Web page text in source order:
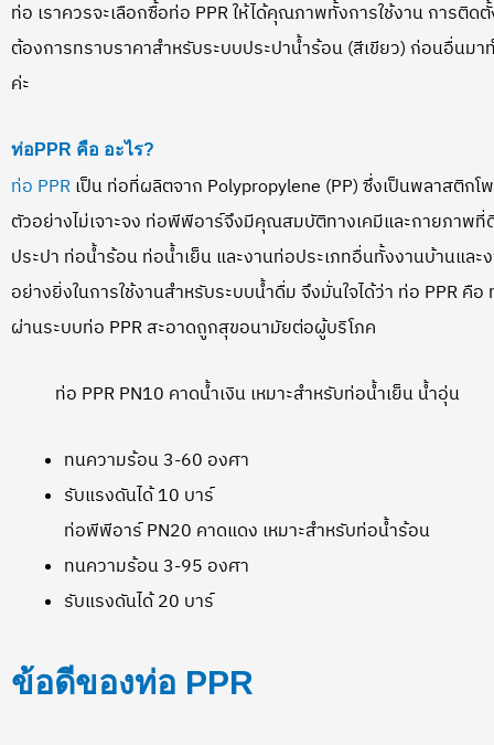
ท่อ เราควรจะเลือกซื้อท่อ PPR ให้ได้คุณภาพทั้งการใช้งาน การติด
ต้องการทราบราคาสำหรับระบบประปาน้ำร้อน (สีเขียว) ก่อนอื่นม
ค่ะ
ท่อPPR คือ อะไร?
ท่อ PPR เป็น ท่อที่ผลิตจาก Polypropylene (PP) ซึ่งเป็นพลาสติกโ
ตัวอย่างไม่เจาะจง ท่อพีพีอาร์จึงมีคุณสมบัติทางเคมีและกายภาพที่
ประปา ท่อน้ำร้อน ท่อน้ำเย็น และงานท่อประเภทอื่นทั้งงานบ้านและ
อย่างยิ่งในการใช้งานสำหรับระบบน้ำดื่ม จึงมั่นใจได้ว่า ท่อ PPR
ผ่านระบบท่อ PPR สะอาดถูกสุขอนามัยต่อผู้บริโภค
ท่อ PPR PN10 คาดน้ำเงิน เหมาะสำหรับท่อน้ำเย็น น้ำอุ่น
ทนความร้อน 3-60 องศา
รับแรงดันได้ 10 บาร์
ท่อพีพีอาร์ PN20 คาดแดง เหมาะสำหรับท่อน้ำร้อน
ทนความร้อน 3-95 องศา
รับแรงดันได้ 20 บาร์
ข้อดีของท่อ PPR